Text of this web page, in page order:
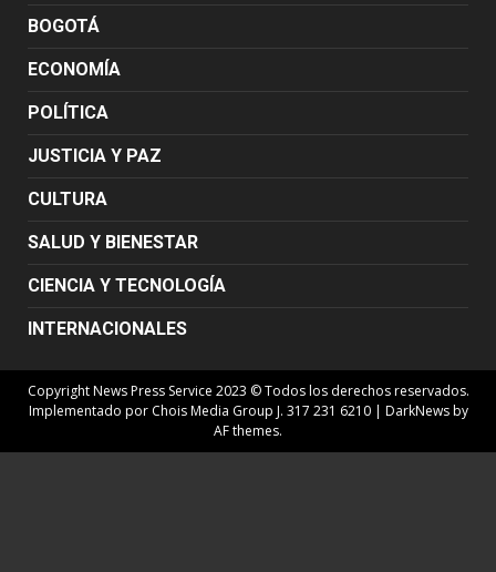
BOGOTÁ
ECONOMÍA
POLÍTICA
JUSTICIA Y PAZ
CULTURA
SALUD Y BIENESTAR
CIENCIA Y TECNOLOGÍA
INTERNACIONALES
Copyright News Press Service 2023 © Todos los derechos reservados.
Implementado por Chois Media Group J. 317 231 6210 | DarkNewsby
AF themes.